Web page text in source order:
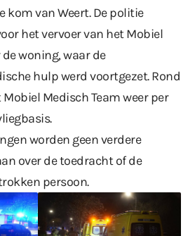
kom van Weert. De politie
het vervoer van het Mobiel
woning, waar de
hulp werd voortgezet. Rond
Medisch Team weer per
worden geen verdere
over de toedracht of de
persoon.